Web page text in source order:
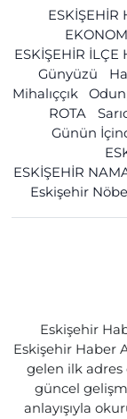
ESKİŞEHİR
ESKİŞEHİR İLÇE
Günyüzü
Mihalıççık
ROTA
Günün
ESKİŞEHİR
Eskişehir
Eskişehir
Eskişehir Haber
gelen ilk adres
güncel
anlayışıyla